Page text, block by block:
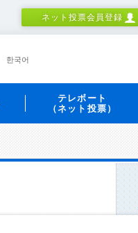
ネット投票会員登録
한국어
テレボート
（ネット投票）